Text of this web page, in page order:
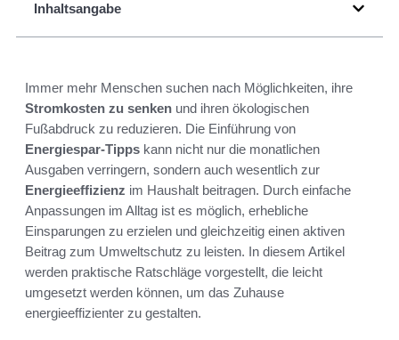
Inhaltsangabe
Immer mehr Menschen suchen nach Möglichkeiten, ihre
Stromkosten zu senken und ihren ökologischen
Fußabdruck zu reduzieren. Die Einführung von
Energiespar-Tipps kann nicht nur die monatlichen
Ausgaben verringern, sondern auch wesentlich zur
Energieeffizienz im Haushalt beitragen. Durch einfache
Anpassungen im Alltag ist es möglich, erhebliche
Einsparungen zu erzielen und gleichzeitig einen aktiven
Beitrag zum Umweltschutz zu leisten. In diesem Artikel
werden praktische Ratschläge vorgestellt, die leicht
umgesetzt werden können, um das Zuhause
energieeffizienter zu gestalten.